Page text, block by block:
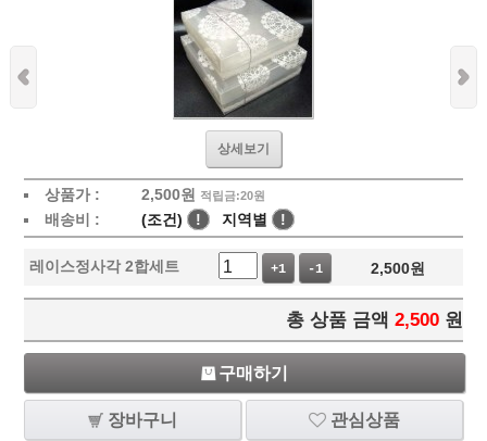
상세보기
상품가 : 2,500원 적립금:20원
배송비 : (조건) ! 지역별 !
레이스정사각 2합세트 +1 -1 2,500원
총 상품 금액 2,500 원
구매하기
장바구니 관심상품